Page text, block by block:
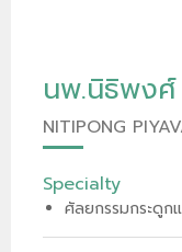
นพ.นิธิพงศ์
NITIPONG
Specialty
ศัลยกรรมกระดูก